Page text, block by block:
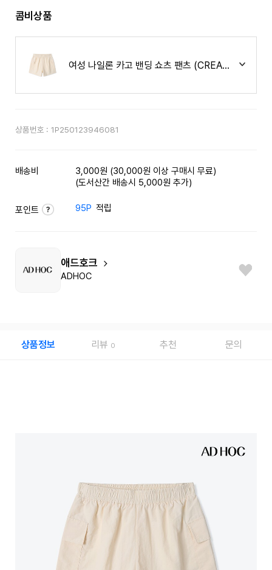
콤비상품
여성 나일론 카고 밴딩 쇼츠 팬츠 (CREAM)
상품번호 : 1P250123946081
배송비
3,000원 (30,000원 이상 구매시 무료)
(도서산간 배송시 5,000원 추가)
포인트 95P 적립
애드호크
ADHOC
상품정보 리뷰 0 추천 문의